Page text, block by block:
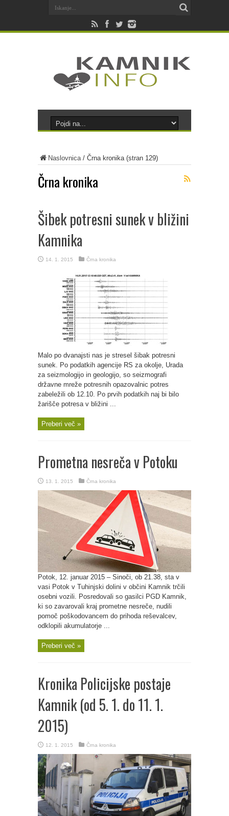
Naslovnica/ Črna kronika(stran 129)
Črna kronika
Šibek potresni sunek v bližini
Kamnika
14. 1. 2015 Črna kronika
Malo po dvanajsti nas je stresel šibak potresni
sunek. Po podatkih agencije RS za okolje, Urada
za seizmologijo in geologijo, so seizmografi
državne mreže potresnih opazovalnic potres
zabeležili ob 12.10. Po prvih podatkih naj bi bilo
žarišče potresa v bližini ...
Preberi več »
Prometna nesreča v Potoku
13. 1. 2015 Črna kronika
Potok, 12. januar 2015 – Sinoči, ob 21.38, sta v
vasi Potok v Tuhinjski dolini v občini Kamnik trčili
osebni vozili. Posredovali so gasilci PGD Kamnik,
ki so zavarovali kraj prometne nesreče, nudili
pomoč poškodovancem do prihoda reševalcev,
odklopili akumulatorje ...
Preberi več »
Kronika Policijske postaje
Kamnik (od 5. 1. do 11. 1.
2015)
12. 1. 2015 Črna kronika